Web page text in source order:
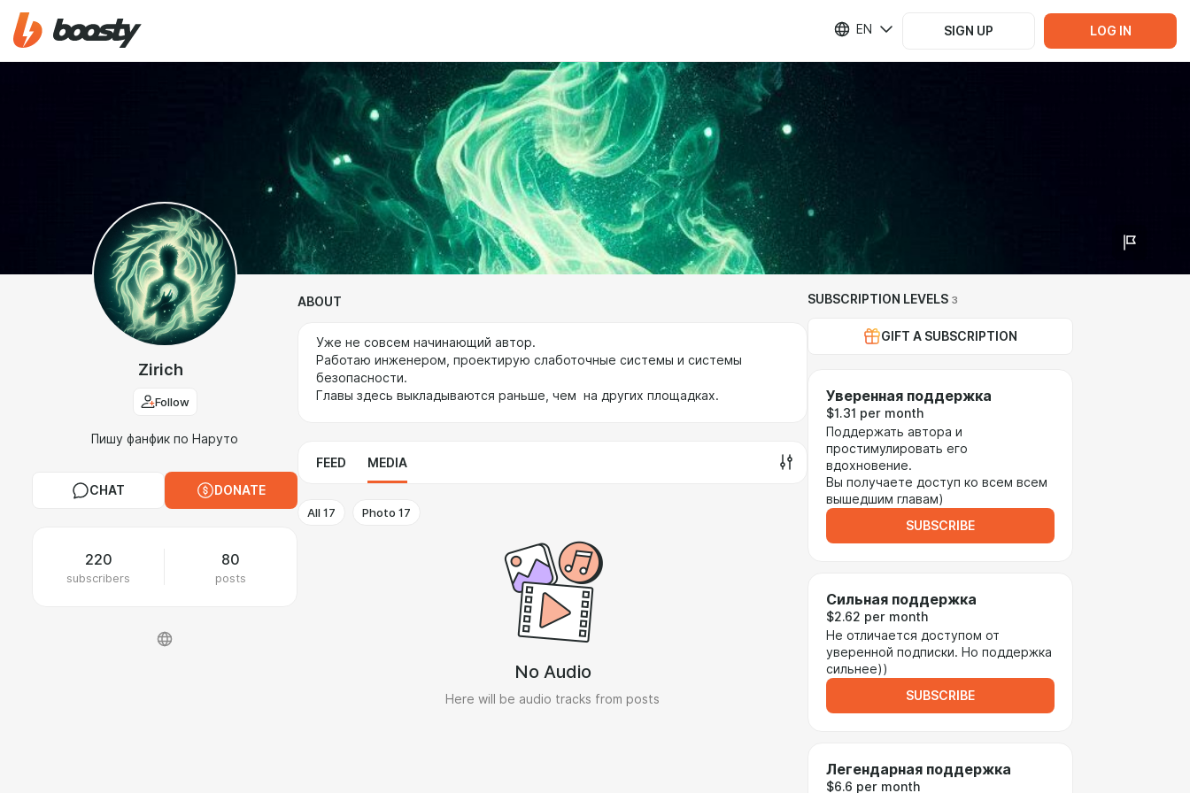
EN SIGN UP LOG IN
Zirich
Follow
Пишу фанфик по Наруто
CHAT DONATE
220
subscribers
80
posts
ABOUT
Уже не совсем начинающий автор.
Работаю инженером, проектирую слаботочные системы и системы
безопасности.
Главы здесь выкладываются раньше, чем на других площадках.
FEED MEDIA
All17 Photo 17
No Audio
Here will be audio tracks from posts
SUBSCRIPTION LEVELS 3
GIFT A SUBSCRIPTION
Уверенная поддержка
$1.31 per month
Поддержать автора и
простимулировать его
вдохновение.
Вы получаете доступ ко всем всем
вышедшим главам)
SUBSCRIBE
Сильная поддержка
$2.62 per month
Не отличается доступом от
уверенной подписки. Но поддержка
сильнее))
SUBSCRIBE
Легендарная поддержка
$6.6 per month